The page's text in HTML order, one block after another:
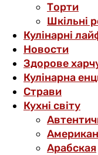
Торти
Шкільні
Кулінарні
Новости
Здорове
Кулінарна
Страви
Кухні світу
Арабская